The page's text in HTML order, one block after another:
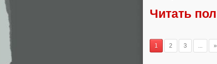
Читать
1 2 3 ... »